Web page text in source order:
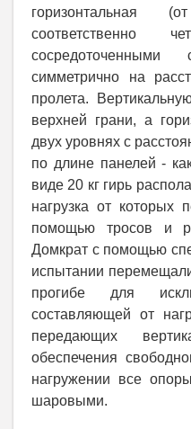
горизонтальная
соответственно
сосредоточенными
симметрично на
пролета.
верхней грани, а
двух уровнях с
по длине панелей -
виде 20 кг гирь
нагрузка от которых
помощью тросов и
Домкрат с помощью
испытании
прогибе для
составляющей от
передающих
обеспечения
нагружении все
шаровыми.